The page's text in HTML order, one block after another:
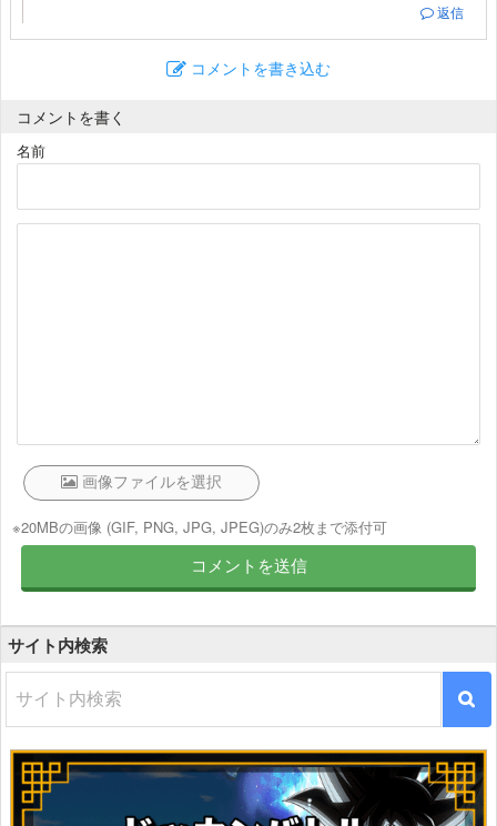
返信
コメントを書き込む
コメントを書く
※20MBの画像 (GIF, PNG, JPG, JPEG)のみ2枚まで添付可
名前
サイト内検索